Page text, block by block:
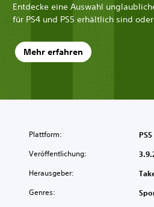
Entdecke eine Auswahl
für PS4 und PS5 erhältlich sind
Mehr erfahren
Plattform: PS5
Veröffentlichung:
Herausgeber:
Genres: